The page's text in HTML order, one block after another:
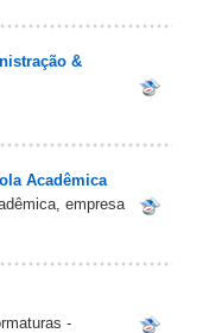
&
Acadêmica
empresa
-